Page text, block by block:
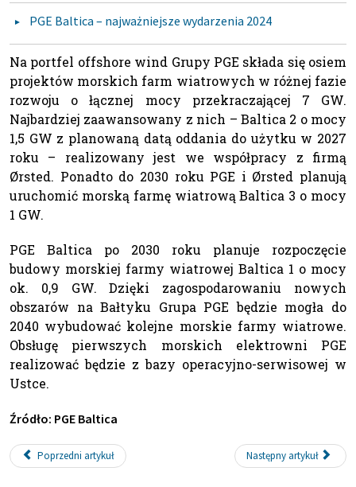
PGE Baltica – najważniejsze wydarzenia 2024
Na portfel offshore wind Grupy PGE składa się osiem
projektów morskich farm wiatrowych w różnej fazie
rozwoju o łącznej mocy przekraczającej 7 GW.
Najbardziej zaawansowany z nich – Baltica 2 o mocy
1,5 GW z planowaną datą oddania do użytku w 2027
roku – realizowany jest we współpracy z firmą
Ørsted. Ponadto do 2030 roku PGE i Ørsted planują
uruchomić morską farmę wiatrową Baltica 3 o mocy
1 GW.
PGE Baltica po 2030 roku planuje rozpoczęcie
budowy morskiej farmy wiatrowej Baltica 1 o mocy
ok. 0,9 GW. Dzięki zagospodarowaniu nowych
obszarów na Bałtyku Grupa PGE będzie mogła do
2040 wybudować kolejne morskie farmy wiatrowe.
Obsługę pierwszych morskich elektrowni PGE
realizować będzie z bazy operacyjno-serwisowej w
Ustce.
Źródło: PGE Baltica
Poprzedni artykuł Następny artykuł